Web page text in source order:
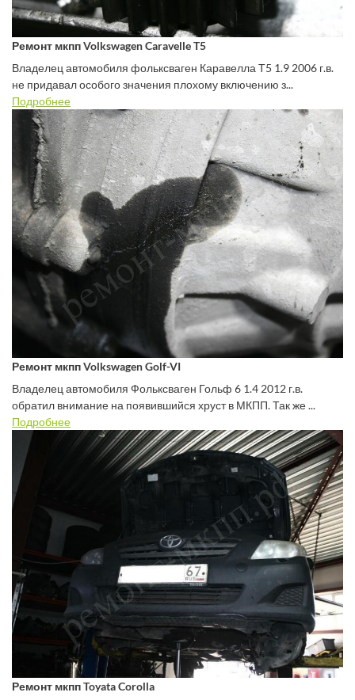
Ремонт мкпп Volkswagen Caravelle T5
Владелец автомобиля фольксваген Каравелла Т5 1.9 2006 г.в.
не придавал особого значения плохому включению з...
Подробнее
Ремонт мкпп Volkswagen Golf-VI
Владелец автомобиля Фольксваген Гольф 6 1.4 2012 г.в.
обратил внимание на появившийся хруст в МКПП. Так же ...
Подробнее
Ремонт мкпп Toyata Corolla